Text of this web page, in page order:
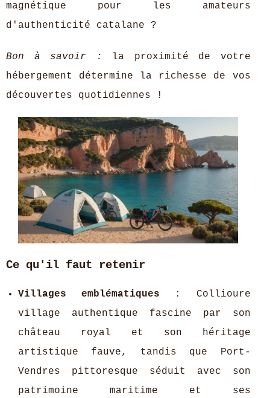
magnétique pour les amateurs
d'authenticité catalane ?
Bon à savoir :
la proximité de votre
hébergement détermine la richesse de vos
découvertes quotidiennes !
Ce qu'il faut retenir
Villagesemblématiques : Collioure
village authentique fascine par son
château royal et son héritage
artistique fauve, tandis que Port-
Vendres pittoresque séduit avec son
patrimoine maritime et ses